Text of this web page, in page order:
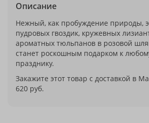
Описание
Нежный, как пробуждение природы,
пудровых гвоздик, кружевных
ароматных тюльпанов в розовой
станет роскошным подарком к
празднику.
Закажите этот товар с доставкой в
620 руб.